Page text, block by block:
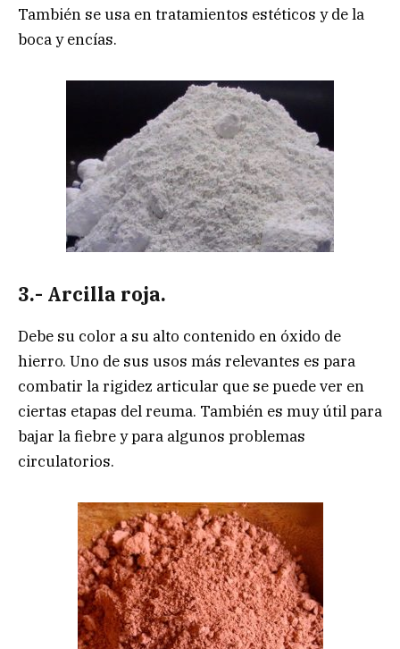
También se usa en tratamientos estéticos y de la
boca y encías.
3.- Arcilla roja.
Debe su color a su alto contenido en óxido de
hierro. Uno de sus usos más relevantes es para
combatir la rigidez articular que se puede ver en
ciertas etapas del reuma. También es muy útil para
bajar la fiebre y para algunos problemas
circulatorios.